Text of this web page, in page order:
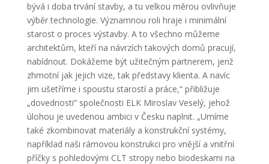
bývá i doba trvání stavby, a tu velkou měrou ovlivňuje
výběr technologie. Významnou roli hraje i minimální
starost o proces výstavby. A to všechno můžeme
architektům, kteří na návrzích takových domů pracují,
nabídnout. Dokážeme být užitečným partnerem, jenž
zhmotní jak jejich vize, tak představy klienta. A navíc
jim ušetříme i spoustu starostí a práce,“ přibližuje
„dovednosti“ společnosti ELK Miroslav Veselý, jehož
úlohou je uvedenou ambici v Česku naplnit. „Umíme
také zkombinovat materiály a konstrukční systémy,
například naši rámovou konstrukci pro vnější a vnitřní
příčky s pohledovými CLT stropy nebo biodeskami na